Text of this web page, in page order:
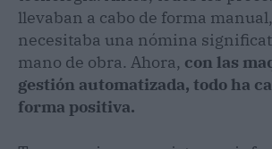
llevaban a cabo de forma
necesitaba una nómina
mano de obra. Ahora, con las
gestión automatizada, todo ha
forma positiva.